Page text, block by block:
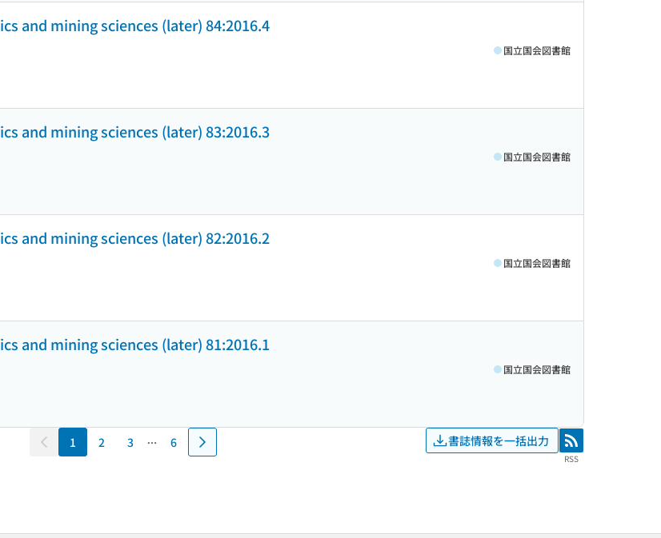
and mining sciences (later) 84:2016.4
国立国会図書館
and mining sciences (later) 83:2016.3
国立国会図書館
and mining sciences (later) 82:2016.2
国立国会図書館
and mining sciences (later) 81:2016.1
国立国会図書館
1 2 3 6 書誌情報を一括出力 RSS
RSS